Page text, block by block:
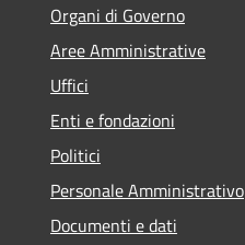
Organi di Governo
Aree Amministrative
Uffici
Enti e fondazioni
Politici
Personale Amministrativo
Documenti e dati